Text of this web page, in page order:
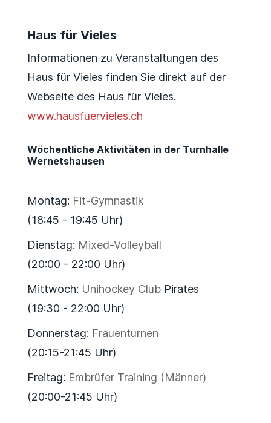
Haus für Vieles
Informationen zu Veranstaltungen des
Haus für Vieles finden Sie direkt auf der
Webseite des Haus für Vieles.
www.hausfuervieles.ch
Wöchentliche Aktivitäten in der Turnhalle
Wernetshausen
Montag: Fit-Gymnastik
(18:45 - 19:45 Uhr)
Dienstag: Mixed-Volleyball
(20:00 - 22:00 Uhr)
Mittwoch: Unihockey ClubPirates
(19:30 - 22:00 Uhr)
Donnerstag: Frauenturnen
(20:15-21:45 Uhr)
Freitag: Embrüfer Training (Männer)
(20:00-21:45 Uhr)